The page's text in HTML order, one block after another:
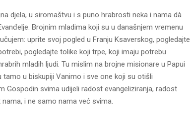
djela, u siromaštvu i s puno hrabrosti neka i nama dà
Brojnim mladima koji su u današnjem vremenu
uprite svoj pogled u Franju Ksaverskog, pogledajte
pogledajte tolike koji trpe, koji imaju potrebu
mladih ljudi. Tu mislim na brojne misionare u Papui
u biskupiji Vanimo i sve one koji su otišli
Gospodin svima udijeli radost evangeliziranja, radost
i ne samo nama već svima.